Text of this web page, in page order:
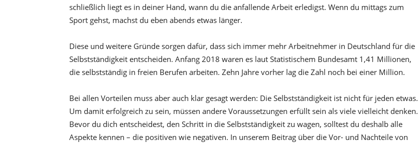
schließlich liegt es in deiner Hand, wann du die anfallende Arbeit erledigst. Wenn du mittags zum
Sport gehst, machst du eben abends etwas länger.
Diese und weitere Gründe sorgen dafür, dass sich immer mehr Arbeitnehmer in Deutschland für die
Selbstständigkeit entscheiden. Anfang 2018 waren es laut Statistischem Bundesamt 1,41 Millionen,
die selbstständig in freien Berufen arbeiten. Zehn Jahre vorher lag die Zahl noch bei einer Million.
Bei allen Vorteilen muss aber auch klar gesagt werden: Die Selbstständigkeit ist nicht für jeden etwas.
Um damit erfolgreich zu sein, müssen andere Voraussetzungen erfüllt sein als viele vielleicht denken.
Bevor du dich entscheidest, den Schritt in die Selbstständigkeit zu wagen, solltest du deshalb alle
Aspekte kennen – die positiven wie negativen. In unserem Beitrag über die Vor- und Nachteile von